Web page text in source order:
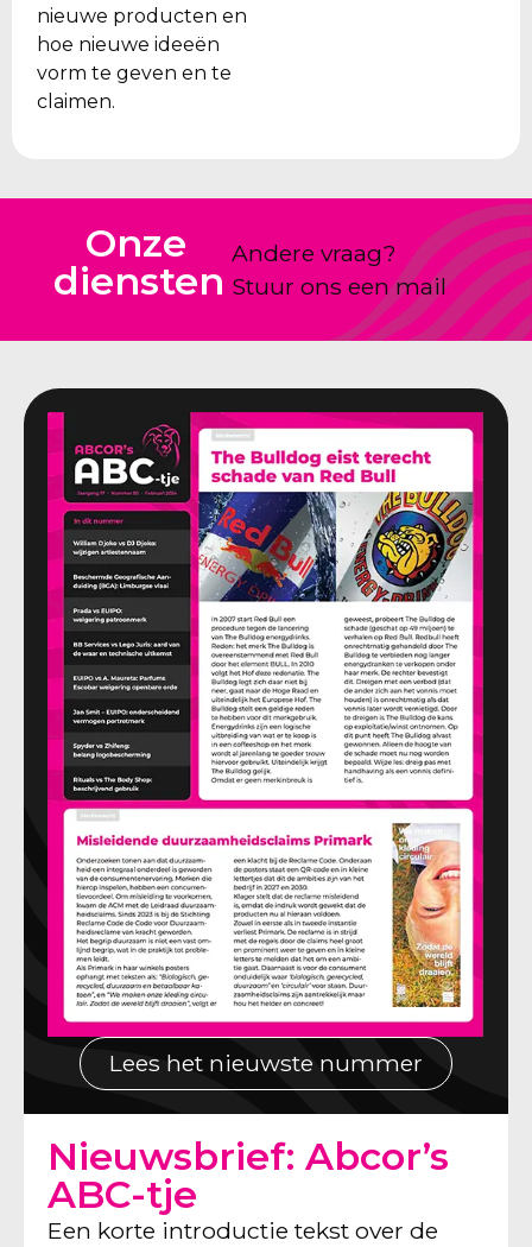
nieuwe producten en
hoe nieuwe ideeën
vorm te geven en te
claimen.
Onze
diensten
Andere vraag?
Stuur ons een mail
Lees het nieuwste nummer
Nieuwsbrief: Abcor’s
ABC-tje
Een korte introductie tekst over de